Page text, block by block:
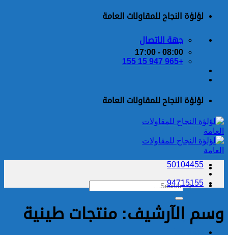
للمحتوى
لؤلؤة النجاح للمقاولات العامة
جهة الاتصال
08:00 - 17:00
+965 947 15 155
لؤلؤة النجاح للمقاولات العامة
تواصل معنا
50104455
94715155
وسم الآرشيف: منتجات طينية